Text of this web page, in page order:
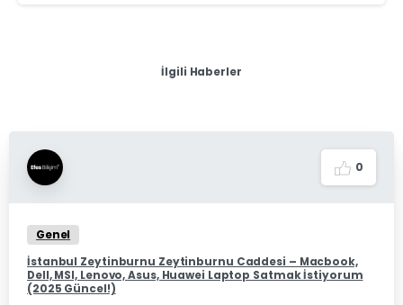
İlgili Haberler
0
Genel
İstanbul Zeytinburnu Zeytinburnu Caddesi – Macbook,
Dell, MSI, Lenovo, Asus, Huawei Laptop Satmak İstiyorum
(2025 Güncel!)